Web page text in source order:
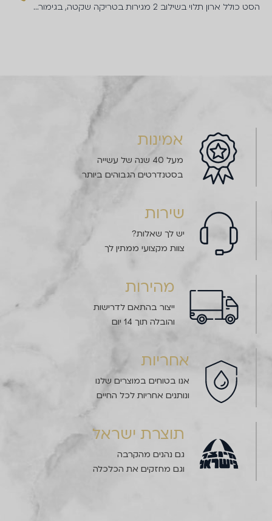
הסט כולל ארון תלוי בשילוב 2 מגירות בטריקה שקטה, בגימור…
אמינות
מעל 40 שנה של עשייה
בסטנדרטים הגבוהים ביותר
שירות
יש לך שאלות?
צוות מקצועי ממתין לך
מהירות
ייצור בהתאם לדרישות
והובלה תוך 14 יום
אחריות
אנו בטוחים במוצרים שלנו
ונותנים אחריות לכל החיים
תוצרת ישראל
גם נהנים מהקרבה
וגם מחזקים את הכלכלה